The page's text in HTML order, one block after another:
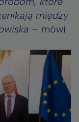
między
– mówi